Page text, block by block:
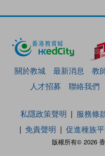
關於教城 最新消息 教
人才招募
聯絡我們
版權所有© 2026
私隱政策聲明 服務條
免責聲明
促進種族